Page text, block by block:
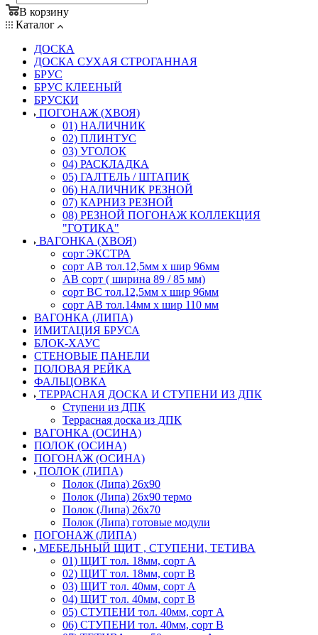
В корзину
Каталог
ДОСКА
ДОСКА СУХАЯ СТРОГАННАЯ
БРУС
БРУС КЛЕЕНЫЙ
БРУСКИ
ПОГОНАЖ (ХВОЯ)
01) НАЛИЧНИК
02) ПЛИНТУС
03) УГОЛОК
04) РАСКЛАДКА
05) ГАЛТЕЛЬ / ШТАПИК
06) НАЛИЧНИК РЕЗНОЙ
07) КАРНИЗ РЕЗНОЙ
08) РЕЗНОЙ ПОГОНАЖ КОЛЛЕКЦИЯ
"ГОТИКА"
ВАГОНКА (ХВОЯ)
сорт ЭКСТРА
сорт АВ тол.12,5мм х шир 96мм
АВ сорт ( ширина 89 / 85 мм)
сорт ВС тол.12,5мм х шир 96мм
сорт АВ тол.14мм х шир 110 мм
ВАГОНКА (ЛИПА)
ИМИТАЦИЯ БРУСА
БЛОК-ХАУС
СТЕНОВЫЕ ПАНЕЛИ
ПОЛОВАЯ РЕЙКА
ФАЛЬЦОВКА
ТЕРРАСНАЯ ДОСКА И СТУПЕНИ ИЗ ДПК
Ступени из ДПК
Террасная доска из ДПК
ВАГОНКА (ОСИНА)
ПОЛОК (ОСИНА)
ПОГОНАЖ (ОСИНА)
ПОЛОК (ЛИПА)
Полок (Липа) 26х90
Полок (Липа) 26х90 термо
Полок (Липа) 26х70
Полок (Липа) готовые модули
ПОГОНАЖ (ЛИПА)
МЕБЕЛЬНЫЙ ЩИТ , СТУПЕНИ, ТЕТИВА
01) ЩИТ тол. 18мм, сорт А
02) ЩИТ тол. 18мм, сорт В
03) ЩИТ тол. 40мм, сорт А
04) ЩИТ тол. 40мм, сорт В
05) СТУПЕНИ тол. 40мм, сорт А
06) СТУПЕНИ тол. 40мм, сорт В